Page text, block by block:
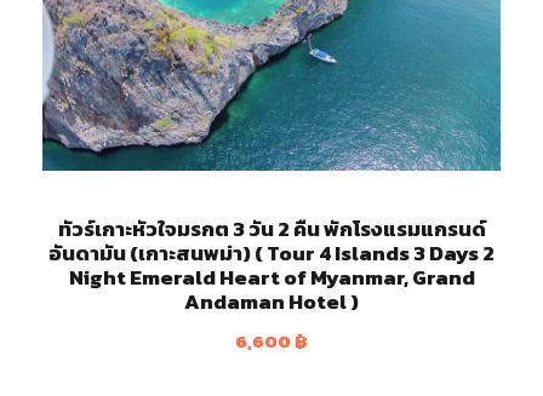
ทัวร์เกาะหัวใจมรกต 3 วัน 2 คืน พักโรงแรมแกรนด์
อันดามัน (เกาะสนพม่า) ( Tour 4 Islands 3 Days 2
Night Emerald Heart of Myanmar, Grand
Andaman Hotel )
6,600฿